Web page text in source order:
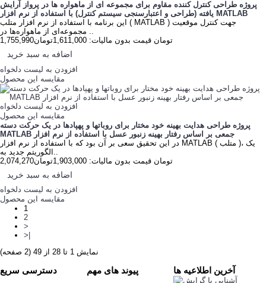
پروژه طراحی کنترل کننده مقاوم برای مجموعه ای از ماهواره ها در پرواز آرایش
یافته (طراحی و اعتبارسنجی سیستم کنترل) با استفاده از نرم افزار MATLAB
این برنامه با استفاده از نرم افزار متلب ( MATLAB ) جهت کنترل موقعیت
مجموعه‌ای از ماهواره‌ها در ..
1,755,990تومان قیمت بدون مالیات: 1,611,000تومان
اضافه به سبد خرید
افزودن به لیست دلخواه
مقایسه این محصول
افزودن به لیست دلخواه
مقایسه این محصول
پروژه طراحی هدايت بهينه خود مختار برای روبات‫ها و پهپادها در يک حرکت دسته
جمعی بر اساس رفتار بهينه زنبور عسل با استفاده از نرم افزار MATLAB
در اين تحقيق سعی بر آن بود که با استفاده از نرم افزار MATLAB ( متلب )، يک
2,074,270تومان قیمت بدون مالیات: 1,903,000تومان
اضافه به سبد خرید
افزودن به لیست دلخواه
مقایسه این محصول
1
2
>
>|
نمایش 1 تا 28 از 49 (2 صفحه)
دسترسی سریع پیوند های مهم آخرین اطلاعیه ها